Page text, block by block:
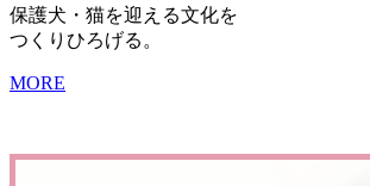
保護犬・猫を迎える文化を
つくりひろげる。
MORE